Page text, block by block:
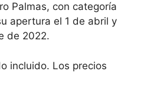
Palmas, con categoría
apertura el 1 de abril y
de 2022.
incluido. Los precios